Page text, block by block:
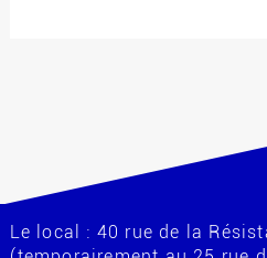
Le local : 40 rue de la